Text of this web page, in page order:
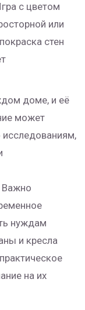
с цветом
или
стен
доме, и её
может
исследованиям,
Важно
нуждам
и кресла
на их